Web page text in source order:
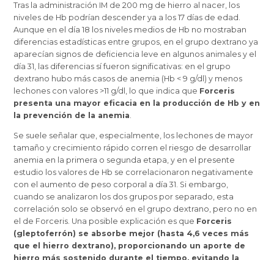
Tras la administración IM de 200 mg de hierro al nacer, los
niveles de Hb podrían descender ya a los 17 días de edad.
Aunque en el día 18 los niveles medios de Hb no mostraban
diferencias estadísticas entre grupos, en el grupo dextrano ya
aparecían signos de deficiencia leve en algunos animales y el
día 31, las diferencias sí fueron significativas: en el grupo
dextrano hubo más casos de anemia (Hb < 9 g/dl) y menos
lechones con valores >11 g/dl, lo que indica que Forceris
presenta una mayor eficacia en la producción de Hb y en
la prevención de la anemia.
Se suele señalar que, especialmente, los lechones de mayor
tamaño y crecimiento rápido corren el riesgo de desarrollar
anemia en la primera o segunda etapa, y en el presente
estudio los valores de Hb se correlacionaron negativamente
con el aumento de peso corporal a día 31. Si embargo,
cuando se analizaron los dos grupos por separado, esta
correlación solo se observó en el grupo dextrano, pero no en
el de Forceris. Una posible explicación es que Forceris
(gleptoferrón) se absorbe mejor (hasta 4,6 veces más
que el hierro dextrano), proporcionando un aporte de
hierro más sostenido durante el tiempo, evitando la